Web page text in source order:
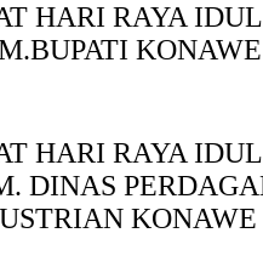
HARI RAYA
HARI RAYA
DINAS